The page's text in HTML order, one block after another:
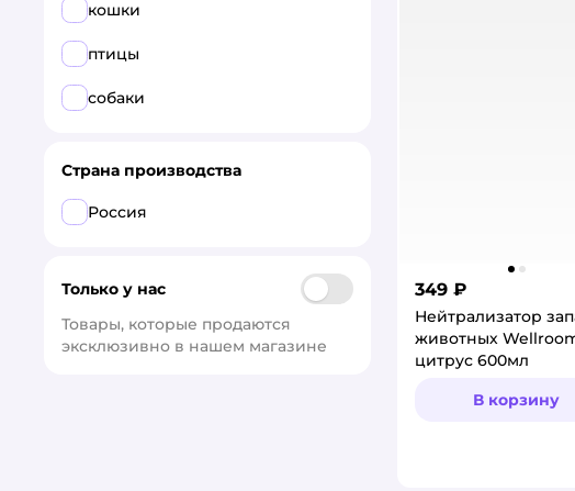
349 ₽
Нейтрализатор
животных
цитрус 600мл
В корзину
кошки
птицы
собаки
Страна производства
Россия
Только у нас
Товары, которые продаются
эксклюзивно в нашем магазине